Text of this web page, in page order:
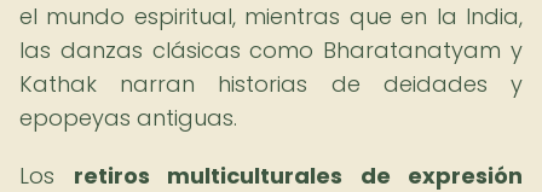
el mundo espiritual, mientras que en la India,
las danzas clásicas como Bharatanatyam y
Kathak narran historias de deidades y
epopeyas antiguas.
Los retiros multiculturales de expresión